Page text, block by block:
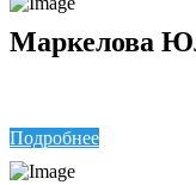
Маркелова
Подробнее